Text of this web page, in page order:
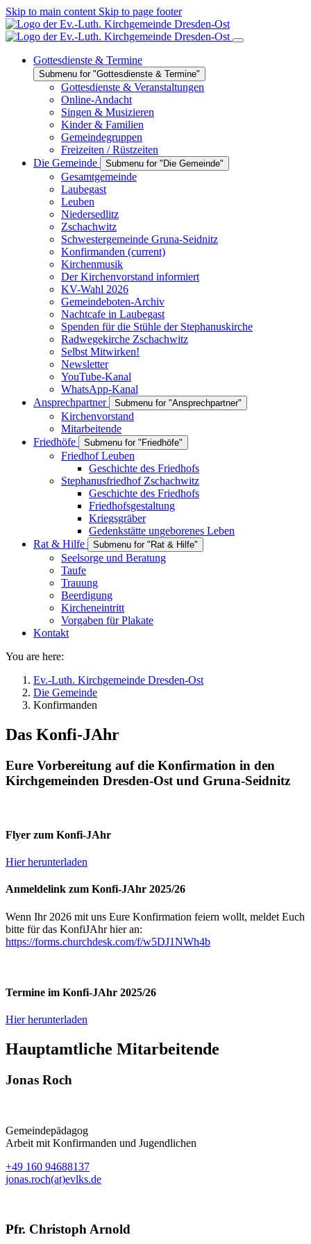
Skip to main content Skip to page footer
Gottesdienste & Termine
Submenu for "Gottesdienste & Termine"
Gottesdienste & Veranstaltungen
Online-Andacht
Singen & Musizieren
Kinder & Familien
Gemeindegruppen
Freizeiten / Rüstzeiten
Die Gemeinde
Submenu for "Die Gemeinde"
Gesamtgemeinde
Laubegast
Leuben
Niedersedlitz
Zschachwitz
Schwestergemeinde Gruna-Seidnitz
Konfirmanden (current)
Kirchenmusik
Der Kirchenvorstand informiert
KV-Wahl 2026
Gemeindeboten-Archiv
Nachtcafe in Laubegast
Spenden für die Stühle der Stephanuskirche
Radwegekirche Zschachwitz
Selbst Mitwirken!
Newsletter
YouTube-Kanal
WhatsApp-Kanal
Ansprechpartner
Submenu for "Ansprechpartner"
Kirchenvorstand
Mitarbeitende
Friedhöfe
Submenu for "Friedhöfe"
Friedhof Leuben
Geschichte des Friedhofs
Stephanusfriedhof Zschachwitz
Geschichte des Friedhofs
Friedhofsgestaltung
Kriegsgräber
Gedenkstätte ungeborenes Leben
Rat & Hilfe
Submenu for "Rat & Hilfe"
Seelsorge und Beratung
Taufe
Trauung
Beerdigung
Kircheneintritt
Vorgaben für Plakate
Kontakt
You are here:
Ev.-Luth. Kirchgemeinde Dresden-Ost
Die Gemeinde
Konfirmanden
Das Konfi-JAhr
Eure Vorbereitung auf die Konfirmation in den
Kirchgemeinden Dresden-Ost und Gruna-Seidnitz
Flyer zum Konfi-JAhr
Hier herunterladen
Anmeldelink zum Konfi-JAhr 2025/26
Wenn Ihr 2026 mit uns Eure Konfirmation feiern wollt, meldet Euch
bitte für das KonfiJAhr hier an:
https://forms.churchdesk.com/f/w5DJ1NWh4b
Termine im Konfi-JAhr 2025/26
Hier herunterladen
Hauptamtliche Mitarbeitende
Jonas Roch
Gemeindepädagog
Arbeit mit Konfirmanden und Jugendlichen
+49 160 94688137
jonas.roch(at)evlks.de
Pfr. Christoph Arnold